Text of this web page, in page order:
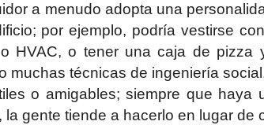
a menudo adopta una
por ejemplo, podría vestirse
HVAC, o tener una caja de pizza
muchas técnicas de ingeniería
o amigables; siempre que haya
gente tiende a hacerlo en lugar de